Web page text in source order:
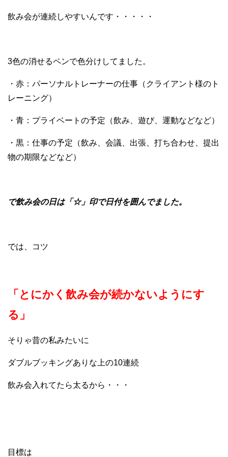
飲み会が連続しやすいんです・・・・・
3色の消せるペンで色分けしてました。
・赤：パーソナルトレーナーの仕事（クライアント様のト
レーニング）
・青：プライベートの予定（飲み、遊び、運動などなど）
・黒：仕事の予定（飲み、会議、出張、打ち合わせ、提出
物の期限などなど）
で飲み会の日は「☆」印で日付を囲んでました。
では、コツ
「とにかく飲み会が続かないようにす
る」
そりゃ昔の私みたいに
ダブルブッキングありな上の10連続
飲み会入れてたら太るから・・・
目標は